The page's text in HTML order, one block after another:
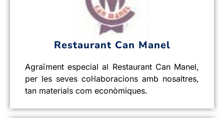
Restaurant Can Manel
Agraïment especial al Restaurant Can Manel,
per les seves col·laboracions amb nosaltres,
tan materials com econòmiques.